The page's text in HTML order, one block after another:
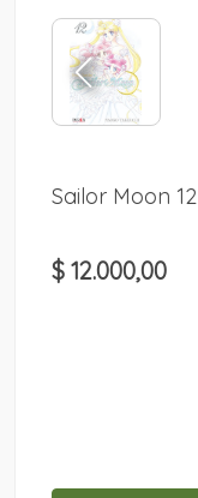
Sailor Moon 12
$ 12.000,00